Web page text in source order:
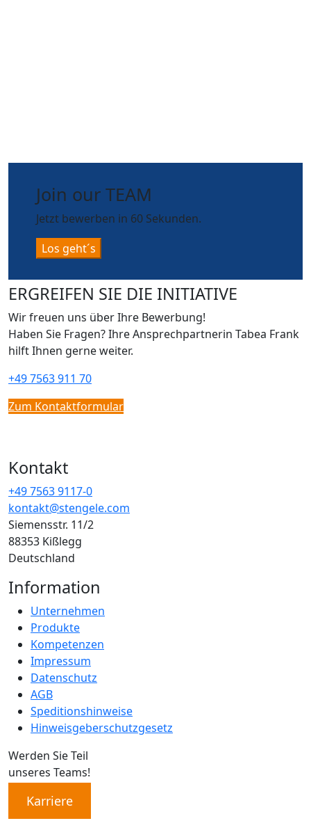
Join our TEAM
Jetzt bewerben in 60 Sekunden.
Los geht´s
ERGREIFEN SIE DIE INITIATIVE
Wir freuen uns über Ihre Bewerbung!
Haben Sie Fragen? Ihre Ansprechpartnerin Tabea Frank
hilft Ihnen gerne weiter.
+49 7563 911 70
Zum Kontaktformular
Kontakt
+49 7563 9117-0
kontakt@stengele.com
Siemensstr. 11/2
88353 Kißlegg
Deutschland
Information
Unternehmen
Produkte
Kompetenzen
Impressum
Datenschutz
AGB
Speditionshinweise
Hinweisgeberschutzgesetz
Werden Sie Teil
unseres Teams!
Karriere